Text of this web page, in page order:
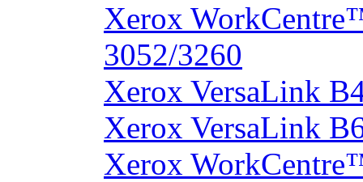
Xerox
3052/3260
Xerox VersaLink
Xerox VersaLink
Xerox